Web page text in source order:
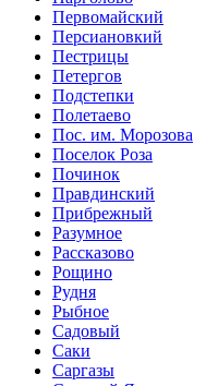
Первомайский
Персиановкий
Пестрицы
Петергов
Подстепки
Полетаево
Пос. им. Морозова
Поселок Роза
Починок
Правдинский
Прибрежный
Разумное
Рассказово
Рощино
Рудня
Рыбное
Садовый
Саки
Саргазы